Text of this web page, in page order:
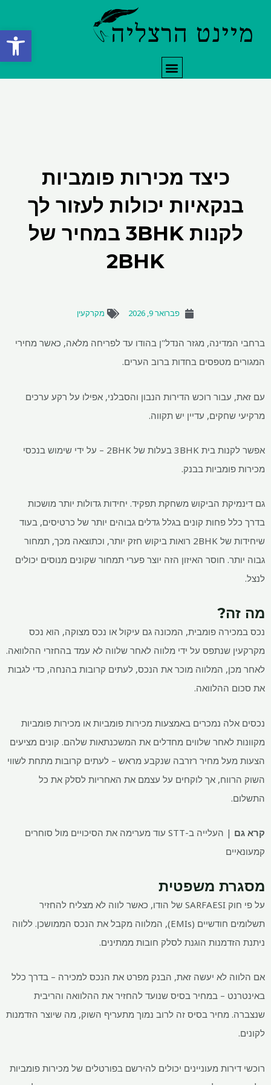
פתח
תפריט
כיצד מכירות פומביות
בנקאיות יכולות לעזור לך
לקנות 3BHK במחיר של
2BHK
פברואר 9, 2026 מקרקעין
ברחבי המדינה, מגזר הנדל"ן בהודו עד לפריחה מלאה, כאשר מחירי
המגורים מטפסים בחדות ברוב הערים.
עם זאת, עבור רוכש הדירות הנבון והסבלני, אפילו על רקע ערכים
מרקיעי שחקים, עדיין יש תקווה.
אפשר לקנות בית 3BHK בעלות של 2BHK – על ידי שימוש בנכסי
מכירות פומביות בבנק.
גם דינמיקת הביקוש משחקת תפקיד. יחידות גדולות יותר מושכות
בדרך כלל פחות קונים בגלל גדלים גבוהים יותר של כרטיסים, בעוד
שיחידות של 2BHK רואות ביקוש חזק יותר, וכתוצאה מכך, תמחור
גבוה יותר. חוסר האיזון הזה יוצר פערי תמחור שקונים מנוסים יכולים
לנצל.
מה זה?
נכס במכירה פומבית, המכונה גם עיקול או נכס מצוקה, הוא נכס
מקרקעין שנתפס על ידי מלווה לאחר שלווה לא עמד בהחזרי ההלוואה.
לאחר מכן, המלווה מוכר את הנכס, לעתים קרובות בהנחה, כדי לגבות
את סכום ההלוואה.
נכסים אלה נמכרים באמצעות מכירות פומביות או מכירות פומביות
מקוונות לאחר שלווים מחדלים את המשכנתאות שלהם. קונים מציעים
הצעות מעל מחיר רזרבה שנקבע מראש – לעתים קרובות מתחת לשווי
השוק הרווח, אך לוקחים על עצמם את האחריות לסלק את כל
התשלום.
קרא גם
| העלייה ב-STT עוד מערימה את הסיכויים מול סוחרים
קמעונאיים
מסגרת משפטית
על פי חוק SARFAESI של הודו, כאשר לווה לא מצליח להחזיר
תשלומים חודשיים (EMIs), המלווה מקבל את הנכס הממושכן. ללווה
ניתנת הזדמנות הוגנת לסלק חובות ממתינים.
אם הלווה לא יעשה זאת, הבנק מפרט את הנכס למכירה – בדרך כלל
באינטרנט – במחיר בסיס שנועד להחזיר את ההלוואה והריבית
שנצברה. מחיר בסיס זה לרוב נמוך מתעריף השוק, מה שיוצר הזדמנות
לקונים.
רוכשי דירות מעוניינים יכולים להירשם בפורטלים של מכירות פומביות